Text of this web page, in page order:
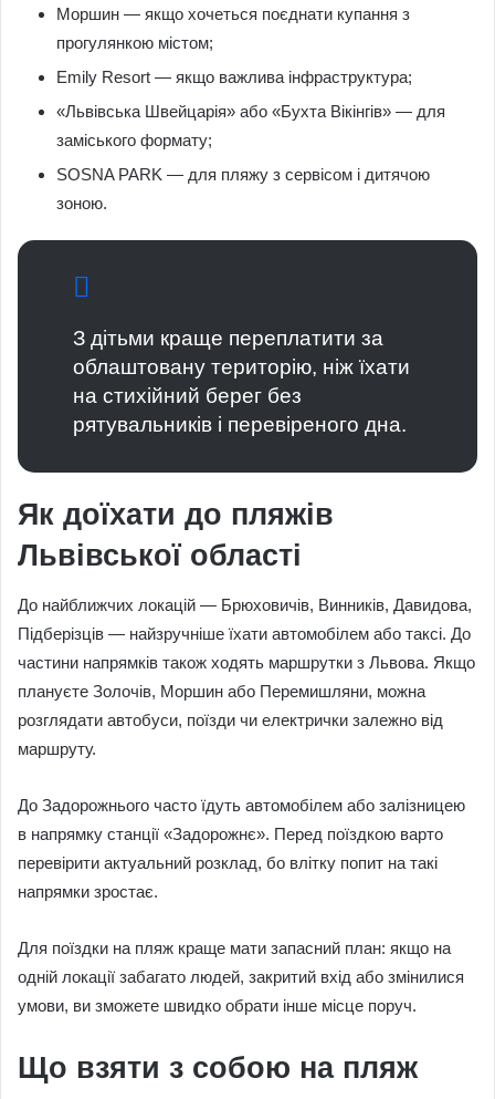
Моршин — якщо хочеться поєднати купання з
прогулянкою містом;
Emily Resort — якщо важлива інфраструктура;
«Львівська Швейцарія» або «Бухта Вікінгів» — для
заміського формату;
SOSNA PARK — для пляжу з сервісом і дитячою
зоною.
З дітьми краще переплатити за
облаштовану територію, ніж їхати
на стихійний берег без
рятувальників і перевіреного дна.
Як доїхати до пляжів
Львівської області
До найближчих локацій — Брюховичів, Винників, Давидова,
Підберізців — найзручніше їхати автомобілем або таксі. До
частини напрямків також ходять маршрутки з Львова. Якщо
плануєте Золочів, Моршин або Перемишляни, можна
розглядати автобуси, поїзди чи електрички залежно від
маршруту.
До Задорожнього часто їдуть автомобілем або залізницею
в напрямку станції «Задорожнє». Перед поїздкою варто
перевірити актуальний розклад, бо влітку попит на такі
напрямки зростає.
Для поїздки на пляж краще мати запасний план: якщо на
одній локації забагато людей, закритий вхід або змінилися
умови, ви зможете швидко обрати інше місце поруч.
Що взяти з собою на пляж